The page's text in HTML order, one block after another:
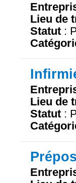
Lieu de
Statut :
Lieu de
Statut :